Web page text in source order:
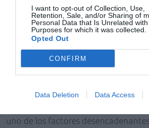
I want to opt-out of Collection, Use,
Retention, Sale, and/or Sharing of
Personal Data that Is Unrelated
Purposes for which it was collected.
Opted Out
CONFIRM
Data Deletion Data Access
formulista y vocal de Sociedad
Medicamento Individualizado
en la despigmentación o
algunas fórmulas magistrales
este tipo de patologías, y habló del
acción de «esos principios activos
formulación magistral es muy
uno de los factores